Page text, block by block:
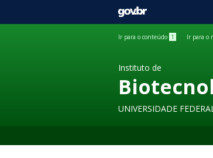
GOVBR
Ir para o conteúdo 1 Ir para o
Instituto de
UNIVERSIDADE